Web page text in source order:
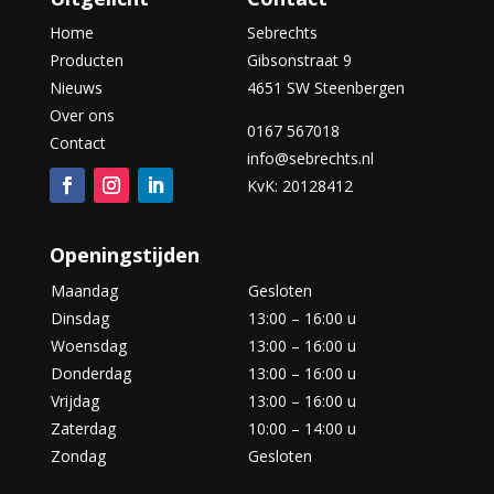
Home
Producten
Nieuws
Over ons
Contact
Sebrechts
Gibsonstraat 9
4651 SW Steenbergen
0167 567018
info@sebrechts.nl
KvK: 20128412
Openingstijden
Maandag
Dinsdag
Woensdag
Donderdag
Vrijdag
Zaterdag
Zondag
Gesloten
13:00 – 16:00 u
13:00 – 16:00 u
13:00 – 16:00 u
13:00 – 16:00 u
10:00 – 14:00 u
Gesloten